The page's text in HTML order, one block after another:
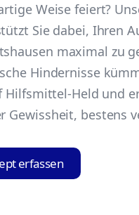
Weise feiert?
Sie dabei, Ihren
maximal zu
Hindernisse
Hilfsmittel-Held und
Gewissheit, bestens
erfassen